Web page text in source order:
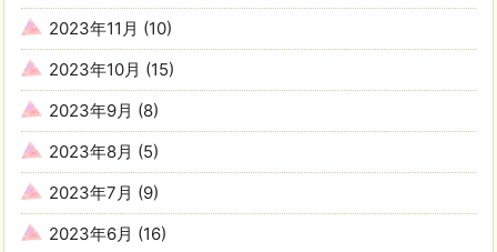
2023年11月 (10)
2023年10月 (15)
2023年9月 (8)
2023年8月 (5)
2023年7月 (9)
2023年6月 (16)